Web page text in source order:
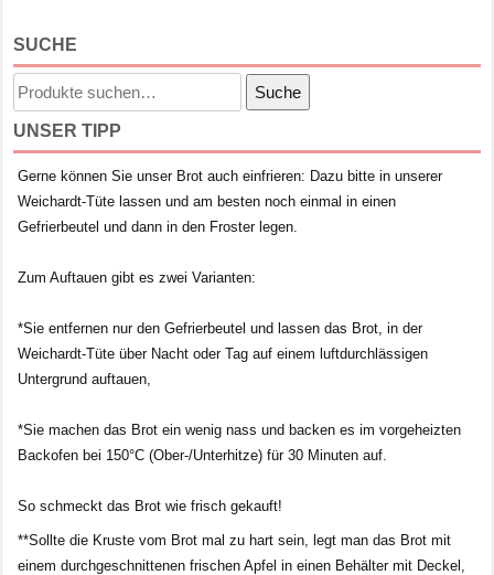
SUCHE
Suche
nach:
Suche
UNSER TIPP
Gerne können Sie unser Brot auch einfrieren: Dazu bitte in unserer
Weichardt-Tüte lassen und am besten noch einmal in einen
Gefrierbeutel und dann in den Froster legen.
Zum Auftauen gibt es zwei Varianten:
*Sie entfernen nur den Gefrierbeutel und lassen das Brot, in der
Weichardt-Tüte über Nacht oder Tag auf einem luftdurchlässigen
Untergrund auftauen,
*Sie machen das Brot ein wenig nass und backen es im vorgeheizten
Backofen bei 150°C (Ober-/Unterhitze) für 30 Minuten auf.
So schmeckt das Brot wie frisch gekauft!
**Sollte die Kruste vom Brot mal zu hart sein, legt man das Brot mit
einem durchgeschnittenen frischen Apfel in einen Behälter mit Deckel,